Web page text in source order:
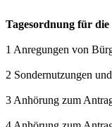
Tagesordnung für die
1 Anregungen von
2 Sondernutzungen
3 Anhörung zum